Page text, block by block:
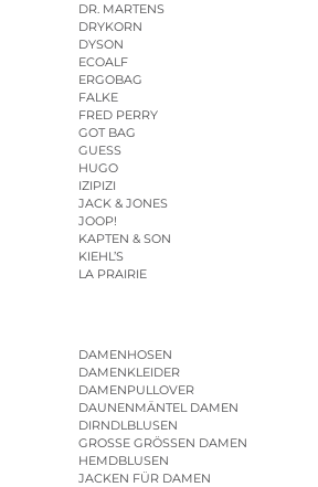
DR. MARTENS
DRYKORN
DYSON
ECOALF
ERGOBAG
FALKE
FRED PERRY
GOT BAG
GUESS
HUGO
IZIPIZI
JACK & JONES
JOOP!
KAPTEN & SON
KIEHL’S
LA PRAIRIE
DAMENHOSEN
DAMENKLEIDER
DAMENPULLOVER
DAUNENMÄNTEL DAMEN
DIRNDLBLUSEN
GROSSE GRÖSSEN DAMEN
HEMDBLUSEN
JACKEN FÜR DAMEN